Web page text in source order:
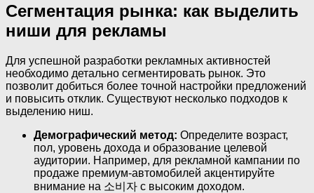
Сегментация рынка: как выделить
ниши для рекламы
Для успешной разработки рекламных активностей
необходимо детально сегментировать рынок. Это
позволит добиться более точной настройки предложений
и повысить отклик. Существуют несколько подходов к
выделению ниш.
Демографический метод: Определите возраст,
пол, уровень дохода и образование целевой
аудитории. Например, для рекламной кампании по
продаже премиум-автомобилей акцентируйте
внимание на 소비자 с высоким доходом.